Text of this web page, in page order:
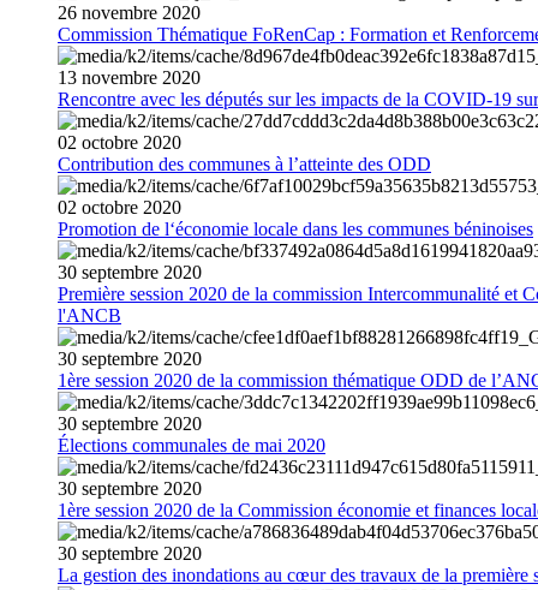
26 novembre 2020
Commission Thématique FoRenCap : Formation et
13 novembre 2020
Rencontre avec les députés sur les impacts de la COVID-19
02 octobre 2020
Contribution des communes à l’atteinte des ODD
02 octobre 2020
Promotion de l‘économie locale dans les communes béninoises
30 septembre 2020
Première session 2020 de la commission Intercommunalité et
l'ANCB
30 septembre 2020
1ère session 2020 de la commission thématique ODD de
30 septembre 2020
Élections communales de mai 2020
30 septembre 2020
1ère session 2020 de la Commission économie et finances
30 septembre 2020
La gestion des inondations au cœur des travaux de la première